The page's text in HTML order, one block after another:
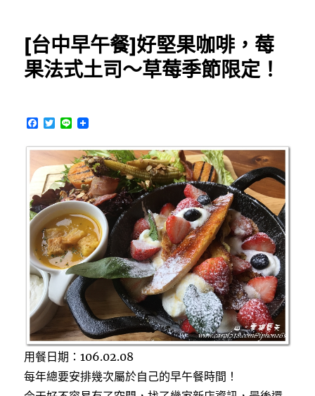
啡]Supple
Coffee
～
氣
質
咖
啡
店，
提
供
多
種
淺
焙
風
味
單
[台中早午餐]好堅果咖啡，莓
果法式土司～草莓季節限定！
F
c
e
b
o
o
k
T
i
t
e
r
L
n
e
用餐日期：106.02.08
每年總要安排幾次屬於自己的早午餐時間！